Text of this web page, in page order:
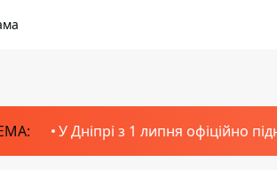
У Дніпрі з 1 липня офіційно